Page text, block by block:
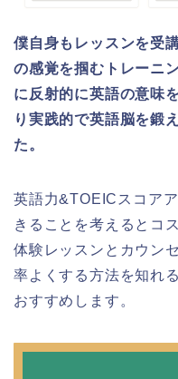
僕自身もレッスンを受
の感覚を掴むトレーニ
に反射的に英語の意味
り実践的で英語脳を鍛
た。
英語力&TOEICスコア
きることを考えるとコ
体験レッスンとカウン
率よくする方法を知れ
おすすめします。